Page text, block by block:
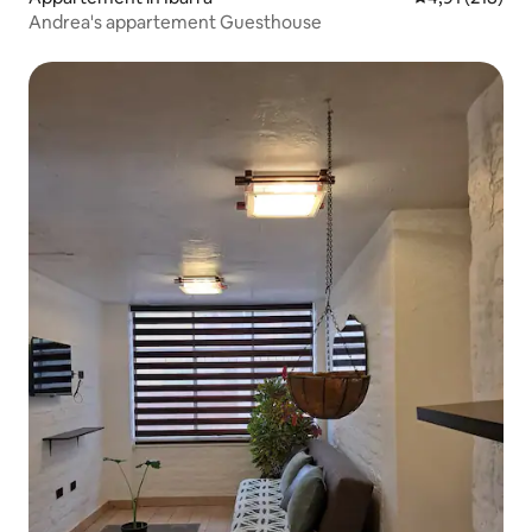
Andrea's appartement Guesthouse